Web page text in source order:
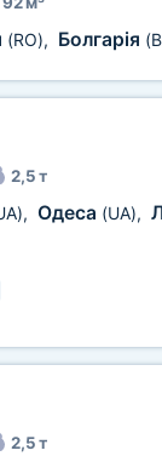
(RO), Болгарія
2,5 т
, Одеса (UA),
2,5 т